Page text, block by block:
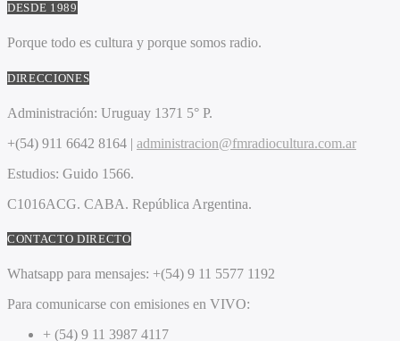
DESDE 1989
Porque todo es cultura y porque somos radio.
DIRECCIONES
Administración: Uruguay 1371 5° P.
+(54) 911 6642 8164 | administracion@fmradiocultura.com.ar
Estudios: Guido 1566.
C1016ACG. CABA. República Argentina.
CONTACTO DIRECTO
Whatsapp para mensajes: +(54) 9 11 5577 1192
Para comunicarse con emisiones en VIVO:
+ (54) 9 11 3987 4117